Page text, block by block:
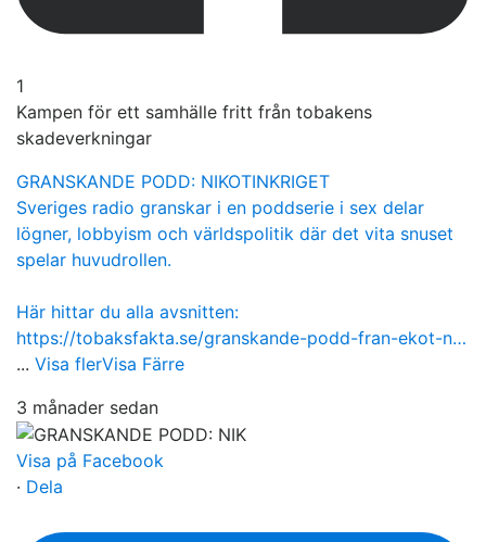
1
Kampen för ett samhälle fritt från tobakens
skadeverkningar
GRANSKANDE PODD: NIKOTINKRIGET
Sveriges radio granskar i en poddserie i sex delar
lögner, lobbyism och världspolitik där det vita snuset
spelar huvudrollen.
Här hittar du alla avsnitten:
https://tobaksfakta.se/granskande-podd-fran-ekot-n…
... Visa flerVisa Färre
3 månader sedan
Visa på Facebook
· Dela